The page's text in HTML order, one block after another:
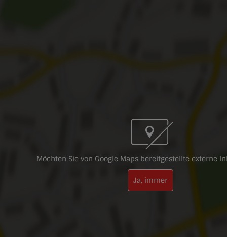
Möchten Sie von Google Maps bereitgestellte externe
Ja, immer